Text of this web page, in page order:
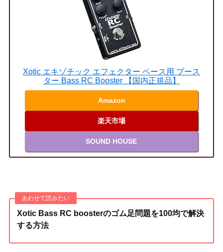
Xotic エキゾチック エフェクター ベース用 ブース
ター Bass RC Booster 【国内正規品】
Amazon
楽天市場
SOUND HOUSE
Xotic Bass RC boosterのゴム足問題を100均で解決
する方法